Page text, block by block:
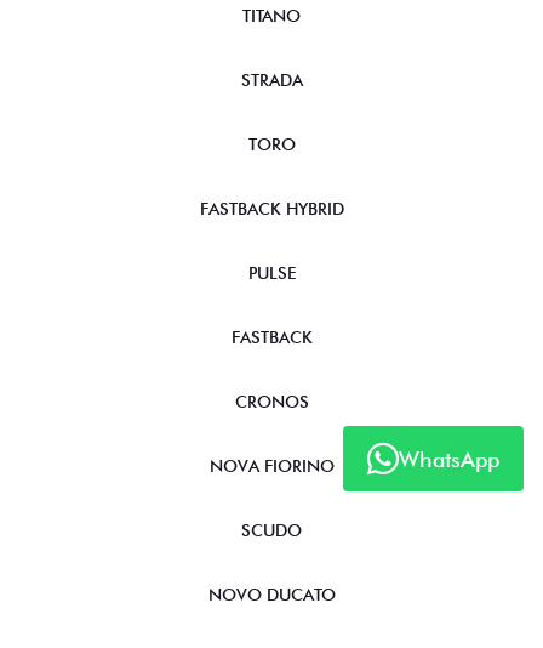
WhatsApp
TITANO
STRADA
TORO
FASTBACK HYBRID
PULSE
FASTBACK
CRONOS
NOVA FIORINO
SCUDO
NOVO DUCATO